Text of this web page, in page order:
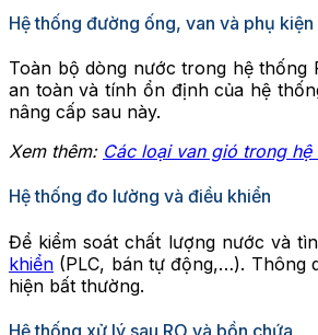
Hệ thống đường ống, van và phụ kiện
Toàn bộ dòng nước trong hệ thống
an toàn và tính ổn định của hệ
nâng cấp sau này.
Xem thêm: Các loại van gió trong hệ
Hệ thống đo lường và điều khiển
Để kiểm soát chất lượng nước và
khiển (PLC, bán tự động,…). Thông
hiện bất thường.
Hệ thống xử lý sau RO và bồn chứa